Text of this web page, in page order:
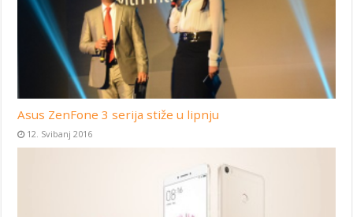
Asus ZenFone 3 serija stiže u lipnju
12. Svibanj 2016